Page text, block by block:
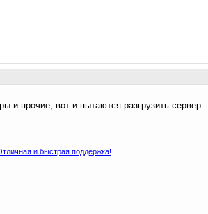
и прочие, вот и пытаются разгрузить сервер...
и быстрая поддержка!